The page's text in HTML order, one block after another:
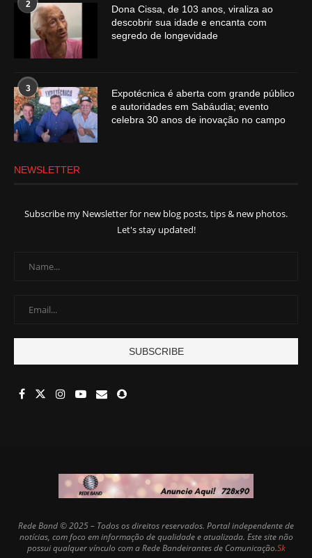
2
Dona Cissa, de 103 anos, viraliza ao
descobrir sua idade e encanta com
segredo de longevidade
3
Expotécnica é aberta com grande público
e autoridades em Sabáudia; evento
celebra 30 anos de inovação no campo
NEWSLETTER
Subscribe my Newsletter for new blog posts, tips & new photos.
Let's stay updated!
Rede Band © 2025 – Todos os direitos reservados. Portal independente de
notícias, com foco em informação de qualidade e atualizada. Este site não
possui qualquer vínculo com a Rede Bandeirantes de Comunicação.Sk